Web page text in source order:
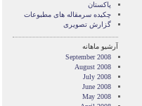
پاکستان
چکیده سرمقاله های مطبوعات
گزارش تصويری
آرشیو ماهانه
September 2008
August 2008
July 2008
June 2008
May 2008